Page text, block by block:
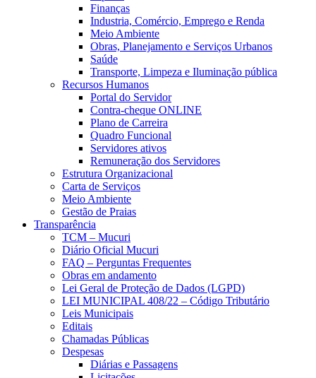
Finanças
Industria, Comércio, Emprego e Renda
Meio Ambiente
Obras, Planejamento e Serviços Urbanos
Saúde
Transporte, Limpeza e Iluminação pública
Recursos Humanos
Portal do Servidor
Contra-cheque ONLINE
Plano de Carreira
Quadro Funcional
Servidores ativos
Remuneração dos Servidores
Estrutura Organizacional
Carta de Serviços
Meio Ambiente
Gestão de Praias
Transparência
TCM – Mucuri
Diário Oficial Mucuri
FAQ – Perguntas Frequentes
Obras em andamento
Lei Geral de Proteção de Dados (LGPD)
LEI MUNICIPAL 408/22 – Código Tributário
Leis Municipais
Editais
Chamadas Públicas
Despesas
Diárias e Passagens